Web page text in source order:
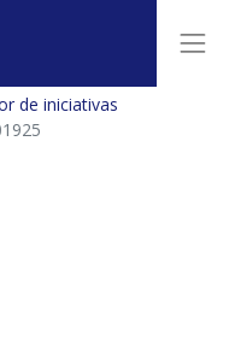
de iniciativas